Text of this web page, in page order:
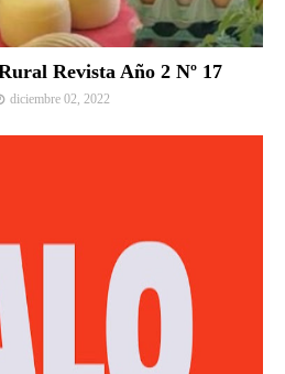
Revista Año 2 Nº 17
diciembre 02, 2022